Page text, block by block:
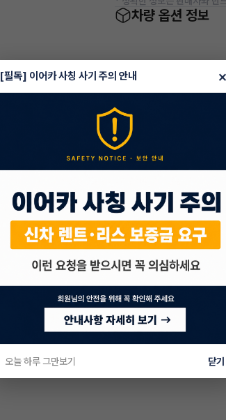
차량 옵션 정보
[필독] 이어카 사칭 사기 주의 안내 ×
오늘 하루 그만보기 닫기